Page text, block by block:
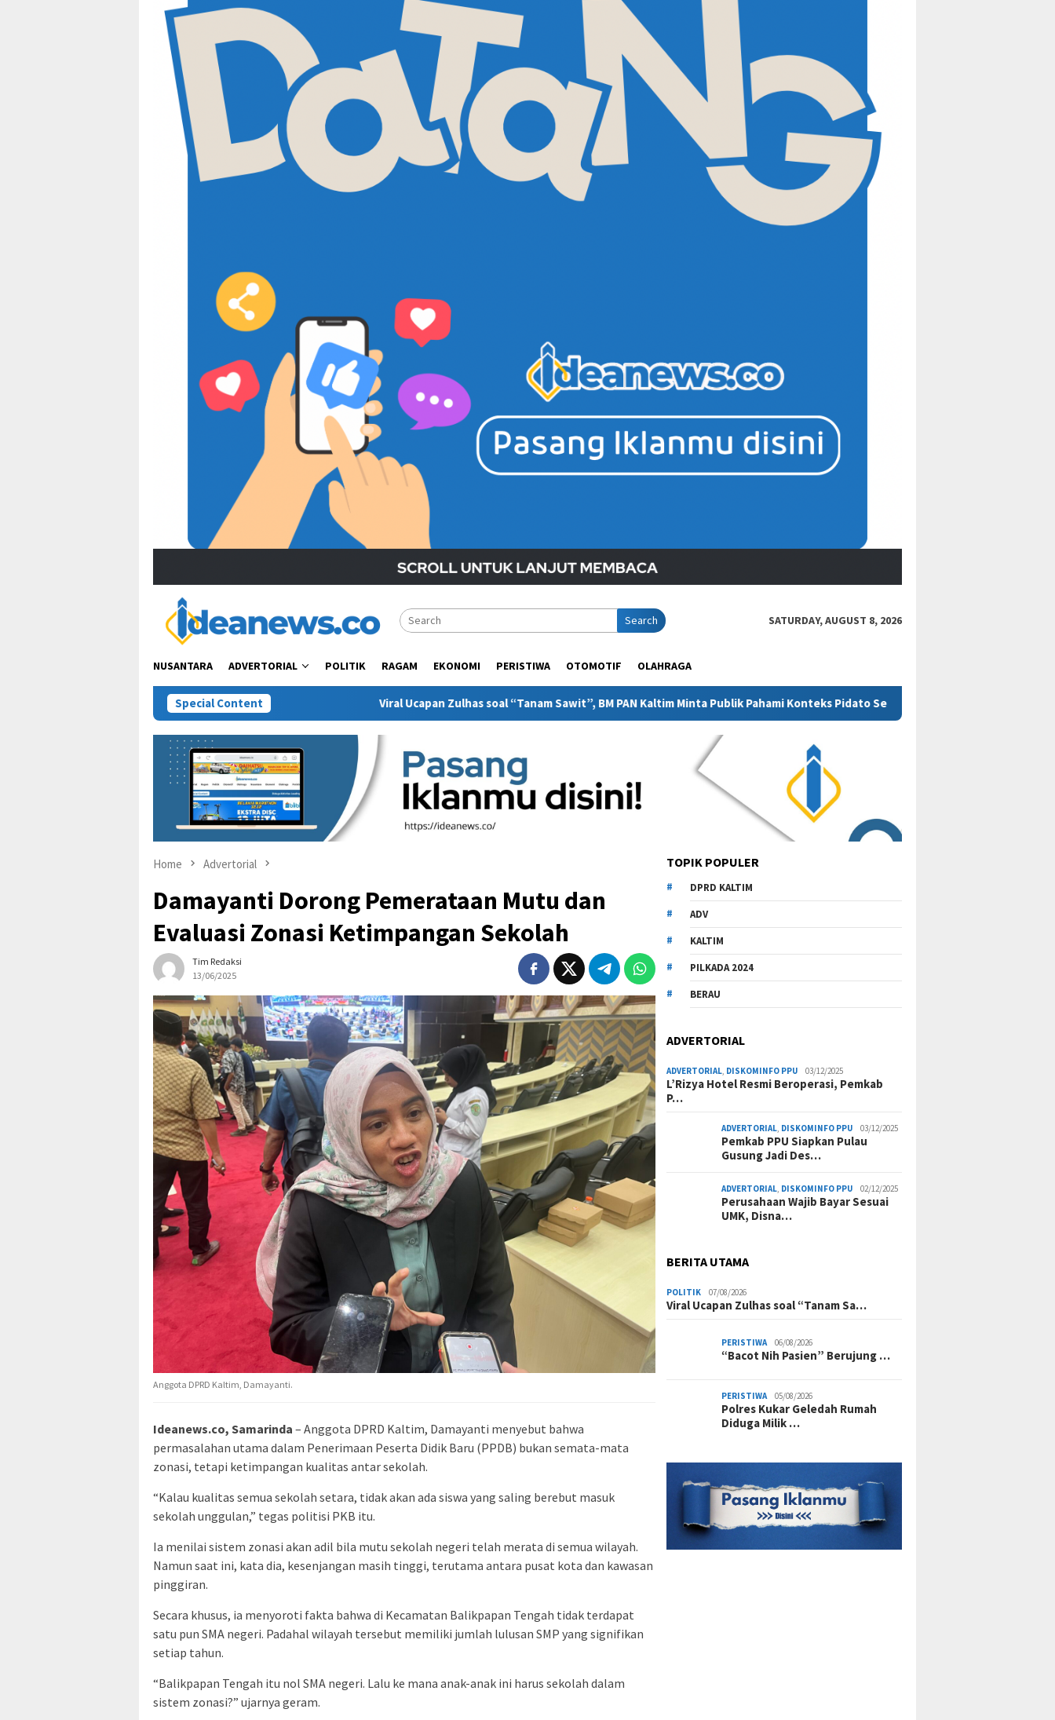
Search SATURDAY, AUGUST 8, 2026
NUSANTARA ADVERTORIAL POLITIK RAGAM EKONOMI PERISTIWA OTOMOTIF OLAHRAGA
Special ContentViral Ucapan Zulhas soal “Tanam Sawit”, BM PAN Kaltim Minta Publik Pahami Konteks Pidato Secara Utuh “Bacot Nih Pasien” Berujung Sanksi,
Home Advertorial
Damayanti Dorong Pemerataan Mutu dan
Evaluasi Zonasi Ketimpangan Sekolah
Tim Redaksi
13/06/2025
Anggota DPRD Kaltim, Damayanti.
Ideanews.co, Samarinda – Anggota DPRD Kaltim, Damayanti menyebut bahwa
permasalahan utama dalam Penerimaan Peserta Didik Baru (PPDB) bukan semata-mata
zonasi, tetapi ketimpangan kualitas antar sekolah.
“Kalau kualitas semua sekolah setara, tidak akan ada siswa yang saling berebut masuk
sekolah unggulan,” tegas politisi PKB itu.
Ia menilai sistem zonasi akan adil bila mutu sekolah negeri telah merata di semua wilayah.
Namun saat ini, kata dia, kesenjangan masih tinggi, terutama antara pusat kota dan kawasan
pinggiran.
Secara khusus, ia menyoroti fakta bahwa di Kecamatan Balikpapan Tengah tidak terdapat
satu pun SMA negeri. Padahal wilayah tersebut memiliki jumlah lulusan SMP yang signifikan
setiap tahun.
“Balikpapan Tengah itu nol SMA negeri. Lalu ke mana anak-anak ini harus sekolah dalam
sistem zonasi?” ujarnya geram.
TOPIK POPULER
DPRD KALTIM
ADV
KALTIM
PILKADA 2024
BERAU
ADVERTORIAL
ADVERTORIAL, DISKOMINFO PPU 03/12/2025
L’Rizya Hotel Resmi Beroperasi, Pemkab
P…
ADVERTORIAL, DISKOMINFO PPU 03/12/2025
Pemkab PPU Siapkan Pulau
Gusung Jadi Des…
ADVERTORIAL, DISKOMINFO PPU 02/12/2025
Perusahaan Wajib Bayar Sesuai
UMK, Disna…
BERITA UTAMA
POLITIK 07/08/2026
Viral Ucapan Zulhas soal “Tanam Sa…
PERISTIWA 06/08/2026
“Bacot Nih Pasien” Berujung …
PERISTIWA 05/08/2026
Polres Kukar Geledah Rumah
Diduga Milik …